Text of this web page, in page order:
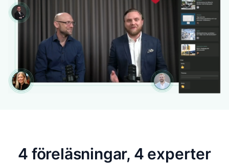
4 föreläsningar, 4 experter